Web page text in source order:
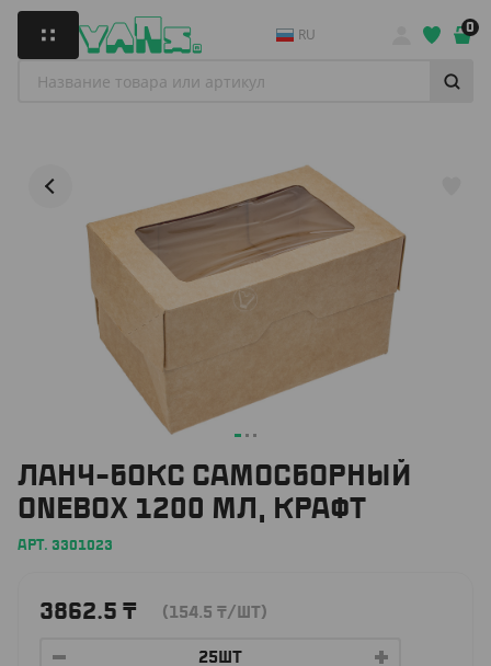
RU 0
ЛАНЧ-БОКС САМОСБОРНЫЙ
ONEBOX 1200 МЛ, КРАФТ
АРТ. 3301023
3862.5 ₸ (154.5 ₸/ШТ)